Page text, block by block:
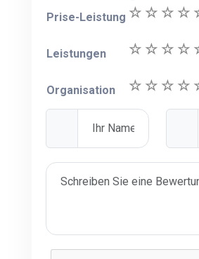
Prise-Leistung
Leistungen
Organisation